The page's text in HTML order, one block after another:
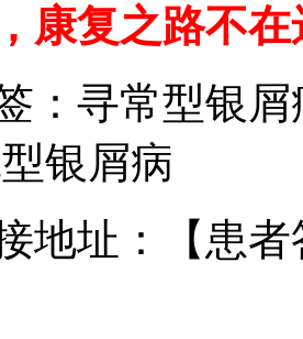
康复之路不在
：寻常型银
银屑病
地址：【患